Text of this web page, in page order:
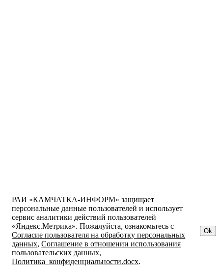
РАИ «КАМЧАТКА-ИНФОРМ» защищает
персональные данные пользователей и использует
сервис аналитики действий пользователей
«Яндекс.Метрика». Пожалуйста, ознакомьтесь с
Согласие пользователя на обработку персональных
данных,Соглашение в отношении использования
пользовательских данных,
Политика_конфиденциальности.docx.
Ok